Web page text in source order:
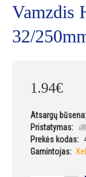
Vamzdis
32/
1.94€
Atsargų būsena:
Pristatymas:
Prekės kodas:
Gamintojas: